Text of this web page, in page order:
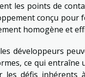
les points de
conçu
homogène et
développeurs
ce qui entraîne
les défis inhérents